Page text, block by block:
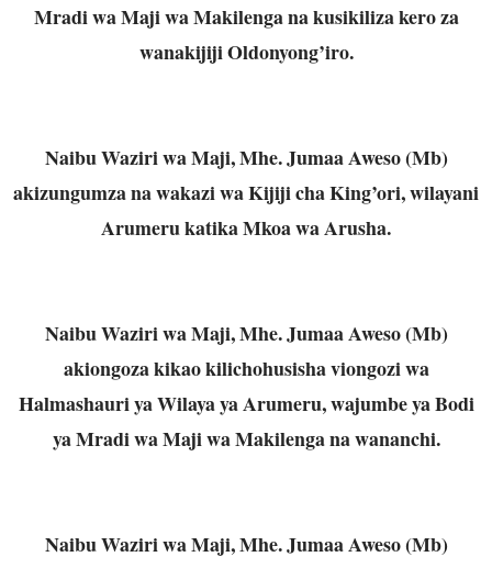
Mradi wa Maji wa Makilenga na kusikiliza kero za
wanakijiji Oldonyong’iro.
Naibu Waziri wa Maji, Mhe. Jumaa Aweso (Mb)
akizungumza na wakazi wa Kijiji cha King’ori, wilayani
Arumeru katika Mkoa wa Arusha.
Naibu Waziri wa Maji, Mhe. Jumaa Aweso (Mb)
akiongoza kikao kilichohusisha viongozi wa
Halmashauri ya Wilaya ya Arumeru, wajumbe ya Bodi
ya Mradi wa Maji wa Makilenga na wananchi.
Naibu Waziri wa Maji, Mhe. Jumaa Aweso (Mb)